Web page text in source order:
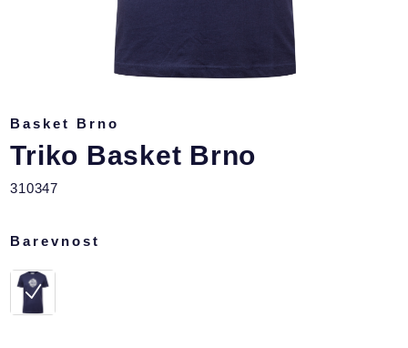
Basket Brno
Triko Basket Brno
310347
Barevnost